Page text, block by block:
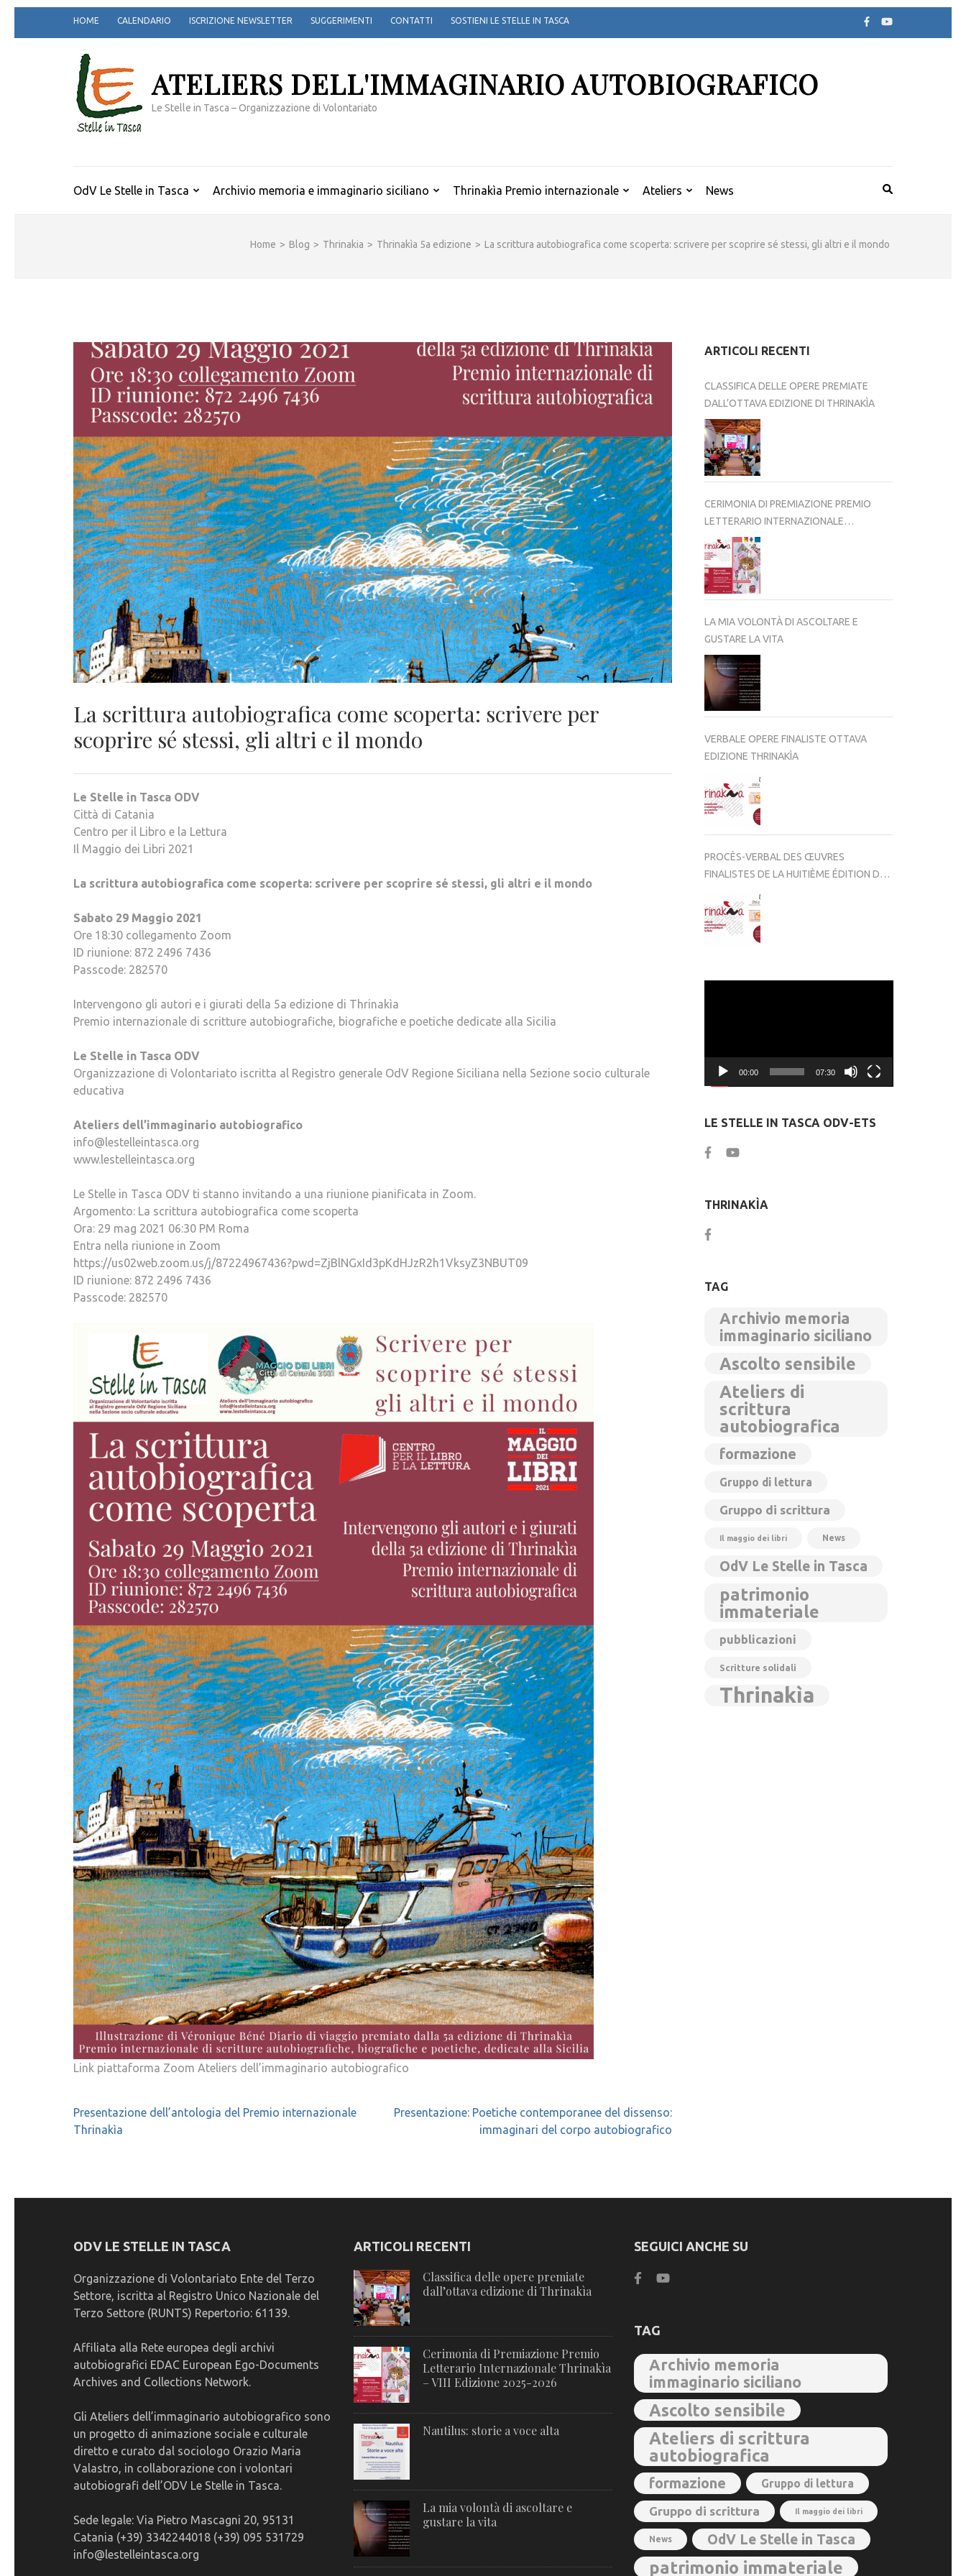
HOME CALENDARIO ISCRIZIONE NEWSLETTER SUGGERIMENTI CONTATTI SOSTIENI LE STELLE IN TASCA
ATELIERS DELL'IMMAGINARIO AUTOBIOGRAFICO
Le Stelle in Tasca – Organizzazione di Volontariato
OdV Le Stelle in Tasca Archivio memoria e immaginario siciliano Thrinakìa Premio internazionale Ateliers News
Home > Blog > Thrinakia > Thrinakìa 5a edizione > La scrittura autobiografica come scoperta: scrivere per scoprire sé stessi, gli altri e il mondo
La scrittura autobiografica come scoperta: scrivere per
scoprire sé stessi, gli altri e il mondo
Le Stelle in Tasca ODV
Città di Catania
Centro per il Libro e la Lettura
Il Maggio dei Libri 2021
La scrittura autobiografica come scoperta: scrivere per scoprire sé stessi, gli altri e il mondo
Sabato 29 Maggio 2021
Ore 18:30 collegamento Zoom
ID riunione: 872 2496 7436
Passcode: 282570
Intervengono gli autori e i giurati della 5a edizione di Thrinakìa
Premio internazionale di scritture autobiografiche, biografiche e poetiche dedicate alla Sicilia
Le Stelle in Tasca ODV
Organizzazione di Volontariato iscritta al Registro generale OdV Regione Siciliana nella Sezione socio culturale
educativa
Ateliers dell’immaginario autobiografico
info@lestelleintasca.org
www.lestelleintasca.org
Le Stelle in Tasca ODV ti stanno invitando a una riunione pianificata in Zoom.
Argomento: La scrittura autobiografica come scoperta
Ora: 29 mag 2021 06:30 PM Roma
Entra nella riunione in Zoom
https://us02web.zoom.us/j/87224967436?pwd=ZjBlNGxId3pKdHJzR2h1VksyZ3NBUT09
ID riunione: 872 2496 7436
Passcode: 282570
Link piattaforma Zoom Ateliers dell’immaginario autobiografico
Navigazione
articoli
Presentazione dell’antologia del Premio internazionale
Thrinakìa
Presentazione: Poetiche contemporanee del dissenso:
immaginari del corpo autobiografico
ARTICOLI RECENTI
CLASSIFICA DELLE OPERE PREMIATE
DALL’OTTAVA EDIZIONE DI THRINAKÌA
CERIMONIA DI PREMIAZIONE PREMIO
LETTERARIO INTERNAZIONALE
THRINAKÌA – VIII EDIZIONE 2025-2026
LA MIA VOLONTÀ DI ASCOLTARE E
GUSTARE LA VITA
VERBALE OPERE FINALISTE OTTAVA
EDIZIONE THRINAKÌA
PROCÈS-VERBAL DES ŒUVRES
FINALISTES DE LA HUITIÈME ÉDITION DE
00:00 07:30
LE STELLE IN TASCA ODV-ETS
THRINAKÌA
TAG
Archivio memoria
immaginario siciliano
Ascolto sensibile
Ateliers di
scrittura
autobiografica
formazione
Gruppo di lettura
Gruppo di scrittura
Il maggio dei libri News
OdV Le Stelle in Tasca
patrimonio
immateriale
pubblicazioni
Scritture solidali
Thrinakìa
ODV LE STELLE IN TASCA
Organizzazione di Volontariato Ente del Terzo
Settore, iscritta al Registro Unico Nazionale del
Terzo Settore (RUNTS) Repertorio: 61139.
Affiliata alla Rete europea degli archivi
autobiografici EDAC European Ego-Documents
Archives and Collections Network.
Gli Ateliers dell’immaginario autobiografico sono
un progetto di animazione sociale e culturale
diretto e curato dal sociologo Orazio Maria
Valastro, in collaborazione con i volontari
autobiografi dell’ODV Le Stelle in Tasca.
Sede legale: Via Pietro Mascagni 20, 95131
Catania (+39) 3342244018 (+39) 095 531729
info@lestelleintasca.org
ARTICOLI RECENTI
Classifica delle opere premiate
dall’ottava edizione di Thrinakìa
Cerimonia di Premiazione Premio
Letterario Internazionale Thrinakìa
– VIII Edizione 2025-2026
Nautilus: storie a voce alta
La mia volontà di ascoltare e
gustare la vita
SEGUICI ANCHE SU
TAG
Archivio memoria
immaginario siciliano
Ascolto sensibile
Ateliers di scrittura
autobiografica
formazione Gruppo di lettura
Gruppo di scrittura Il maggio dei libri
News OdV Le Stelle in Tasca
patrimonio immateriale